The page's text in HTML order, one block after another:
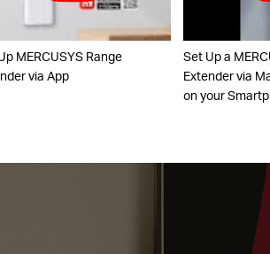
MERCUSYS Range
via App
Set Up a
Extender via
on your